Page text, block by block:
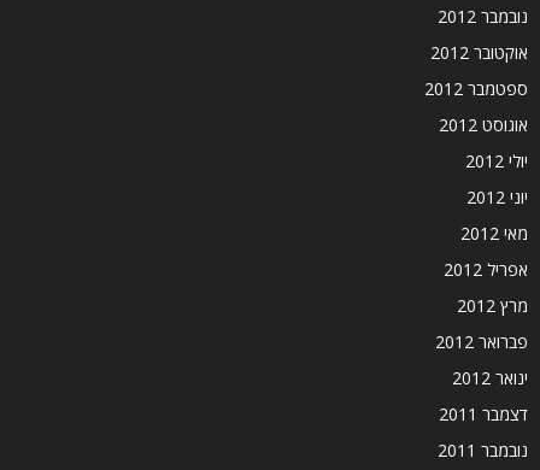
נובמבר 2012
אוקטובר 2012
ספטמבר 2012
אוגוסט 2012
יולי 2012
יוני 2012
מאי 2012
אפריל 2012
מרץ 2012
פברואר 2012
ינואר 2012
דצמבר 2011
נובמבר 2011